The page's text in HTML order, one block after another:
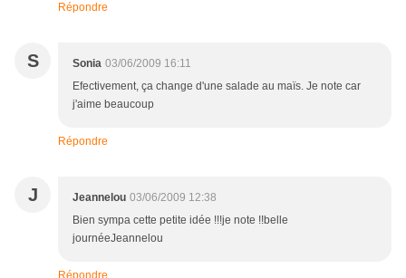
Répondre
S Sonia 03/06/2009 16:11
Efectivement, ça change d'une salade au maïs. Je note car
j'aime beaucoup
Répondre
J Jeannelou 03/06/2009 12:38
Bien sympa cette petite idée !!!je note !!belle
journéeJeannelou
Répondre